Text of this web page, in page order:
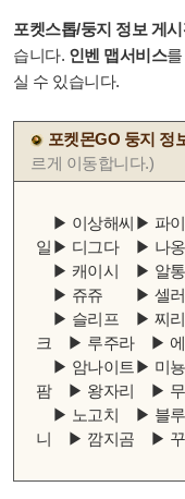
포켓스톱/둥지 정보 게
습니다. 인벤 맵서비스
실 수 있습니다.
포켓몬GO 둥지 정
르게 이동합니다.)
▶ 이상해씨 ▶ 파
일 ▶ 디그다▶ 나
▶ 캐이시 ▶ 알
▶ 쥬쥬
▶ 셀
▶ 슬리프 ▶ 찌리
크 ▶ 루주라▶ 에
▶ 암나이트 ▶ 미
팜▶ 왕자리 ▶ 무
▶ 노고치
▶
니 ▶ 깜지곰 ▶